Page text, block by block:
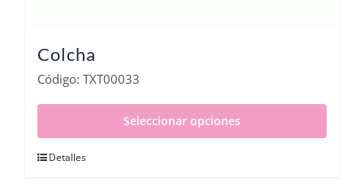
Colcha
Código: TXT00033
Seleccionar opciones
Detalles